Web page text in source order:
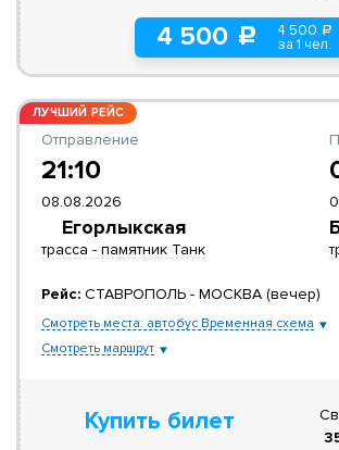
4 500 c 4 500 a
за 1 чел.
ЛУЧШИЙ РЕЙС
Отправление
21:10
08.08.2026
Егорлыкская
трасса - памятник Танк
Рейс: СТАВРОПОЛЬ - МОСКВА (вечер)
Смотреть места: автобус Временная схема
Смотреть маршрут
Купить билет